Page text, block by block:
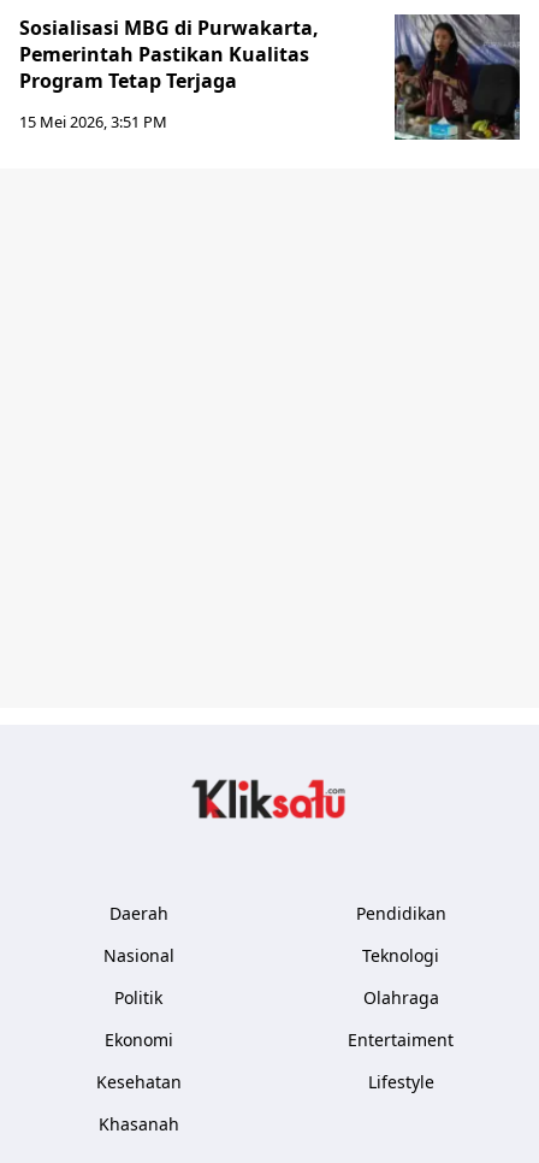
Sosialisasi MBG di Purwakarta,
Pemerintah Pastikan Kualitas
Program Tetap Terjaga
15 Mei 2026, 3:51 PM
Daerah
Nasional
Politik
Ekonomi
Kesehatan
Khasanah
Pendidikan
Teknologi
Olahraga
Entertaiment
Lifestyle